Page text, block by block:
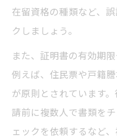
在留資格の種類など、
クしましょう。
また、証明書の有効期
例えば、住民票や戸籍
が原則とされています
請前に複数人で書類を
ェックを依頼するなど